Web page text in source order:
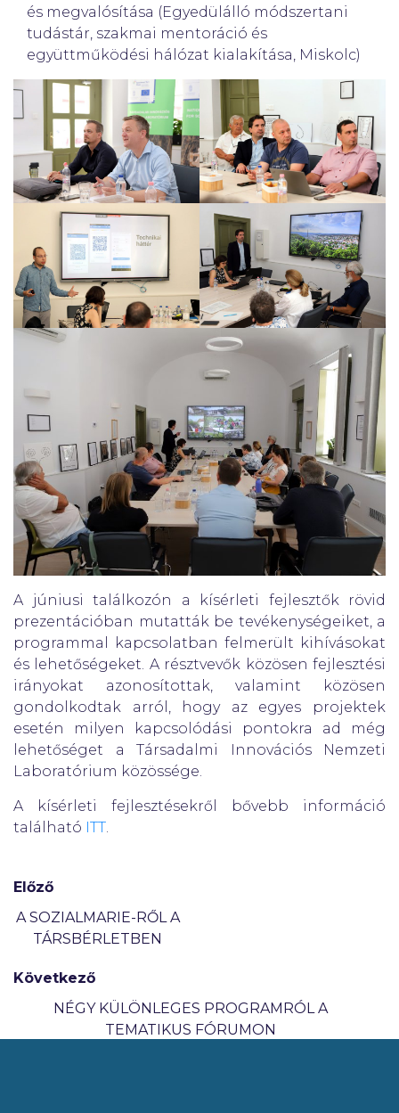
és megvalósítása (Egyedülálló módszertani
tudástár, szakmai mentoráció és
együttműködési hálózat kialakítása, Miskolc)
A júniusi találkozón a kísérleti fejlesztők rövid
prezentációban mutatták be tevékenységeiket, a
programmal kapcsolatban felmerült kihívásokat
és lehetőségeket. A résztvevők közösen fejlesztési
irányokat azonosítottak, valamint közösen
gondolkodtak arról, hogy az egyes projektek
esetén milyen kapcsolódási pontokra ad még
lehetőséget a Társadalmi Innovációs Nemzeti
Laboratórium közössége.
A kísérleti fejlesztésekről bővebb információ
található ITT.
Előző
A SOZIALMARIE-RŐL A
TÁRSBÉRLETBEN
Következő
NÉGY KÜLÖNLEGES PROGRAMRÓL A
TEMATIKUS FÓRUMON